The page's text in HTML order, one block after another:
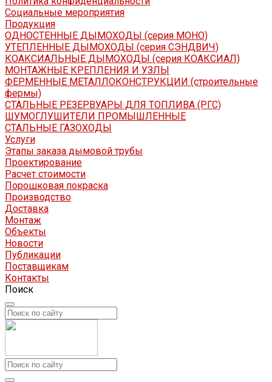
Социальные мероприятия
Продукция
ОДНОСТЕННЫЕ ДЫМОХОДЫ (серия МОНО)
УТЕПЛЕННЫЕ ДЫМОХОДЫ (серия СЭНДВИЧ)
КОАКСИАЛЬНЫЕ ДЫМОХОДЫ (серия КОАКСИАЛ)
МОНТАЖНЫЕ КРЕПЛЕНИЯ И УЗЛЫ
ФЕРМЕННЫЕ МЕТАЛЛОКОНСТРУКЦИИ (строительные
фермы)
СТАЛЬНЫЕ РЕЗЕРВУАРЫ ДЛЯ ТОПЛИВА (РГС)
ШУМОГЛУШИТЕЛИ ПРОМЫШЛЕННЫЕ
СТАЛЬНЫЕ ГАЗОХОДЫ
Услуги
Этапы заказа дымовой трубы
Проектирование
Расчет стоимости
Порошковая покраска
Производство
Доставка
Монтаж
Объекты
Новости
Публикации
Поставщикам
Контакты
Поиск